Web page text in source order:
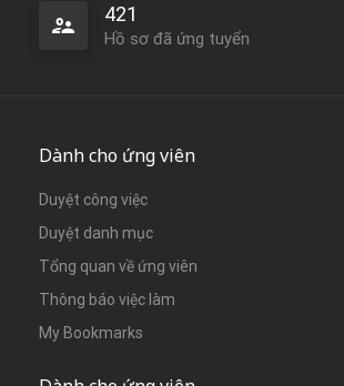
421
Hồ sơ đã ứng tuyển
Dành cho ứng viên
Duyệt công việc
Duyệt danh mục
Tổng quan về ứng viên
Thông báo việc làm
My Bookmarks